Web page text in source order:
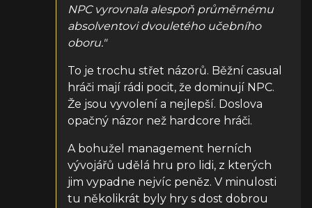
NPC vyrovnala alespoň průměrnému
absolventovi dvouletého učebního
oboru."
To je trochu střet názorů. Běžní casual
hráči mají rádi pocit, že dominují NPC.
Že jsou vyvolení a nejlepší. Doslova
opačný názor než hardcore hráči.
A bohužel management herních
vývojářů udělá hru pro lidi, z kterých
jim vypadne nejvíc peněz. V minulosti
tu několikrát byly hry s dost dobrou